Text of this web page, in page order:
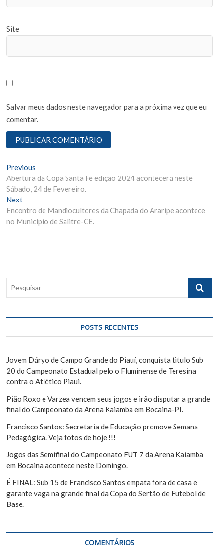
Site
Salvar meus dados neste navegador para a próxima vez que eu
comentar.
N
a
v
e
ã
o
P
o
s
t
Previous
r
e
i
o
t
:
Abertura da Copa Santa Fé edição 2024 acontecerá neste
Sábado, 24 de Fevereiro.
Next
e
x
:
Encontro de Mandiocultores da Chapada do Araripe acontece
no Município de Salitre-CE.
q
i
a
r
POSTS RECENTES
Jovem Dáryo de Campo Grande do Piauí, conquista titulo Sub
20 do Campeonato Estadual pelo o Fluminense de Teresina
contra o Atlético Piaui.
Pião Roxo e Varzea vencem seus jogos e irão disputar a grande
final do Campeonato da Arena Kaiamba em Bocaina-PI.
Francisco Santos: Secretaria de Educação promove Semana
Pedagógica. Veja fotos de hoje !!!
Jogos das Semifinal do Campeonato FUT 7 da Arena Kaiamba
em Bocaina acontece neste Domingo.
É FINAL: Sub 15 de Francisco Santos empata fora de casa e
garante vaga na grande final da Copa do Sertão de Futebol de
Base.
COMENTÁRIOS